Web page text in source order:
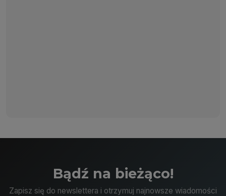
Bądź na bieżąco!
Zapisz się do newslettera i otrzymuj najnowsze wiadomości